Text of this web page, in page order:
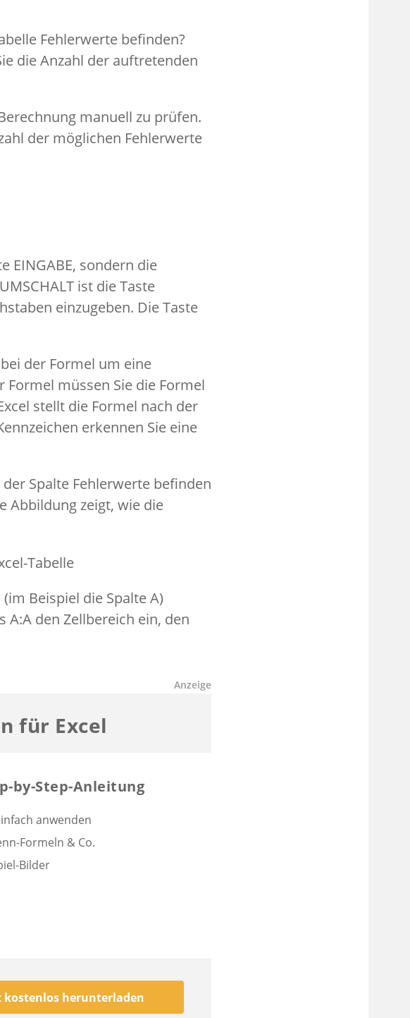
Fehlerwerte befinden?
die Anzahl der auftretenden
manuell zu prüfen.
der möglichen Fehlerwerte
EINGABE, sondern die
ist die Taste
einzugeben. Die Taste
der Formel um eine
müssen Sie die Formel
stellt die Formel nach der
erkennen Sie eine
Spalte Fehlerwerte befinden
Abbildung zeigt, wie die
Beispiel die Spalte A)
A:A den Zellbereich ein, den